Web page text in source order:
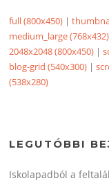
full (800x450) |
medium_large (768x432)
2048x2048 (800x450) |
blog-grid (540x300) |
(538x280)
LEGUTÓBBI
Iskolapadból a